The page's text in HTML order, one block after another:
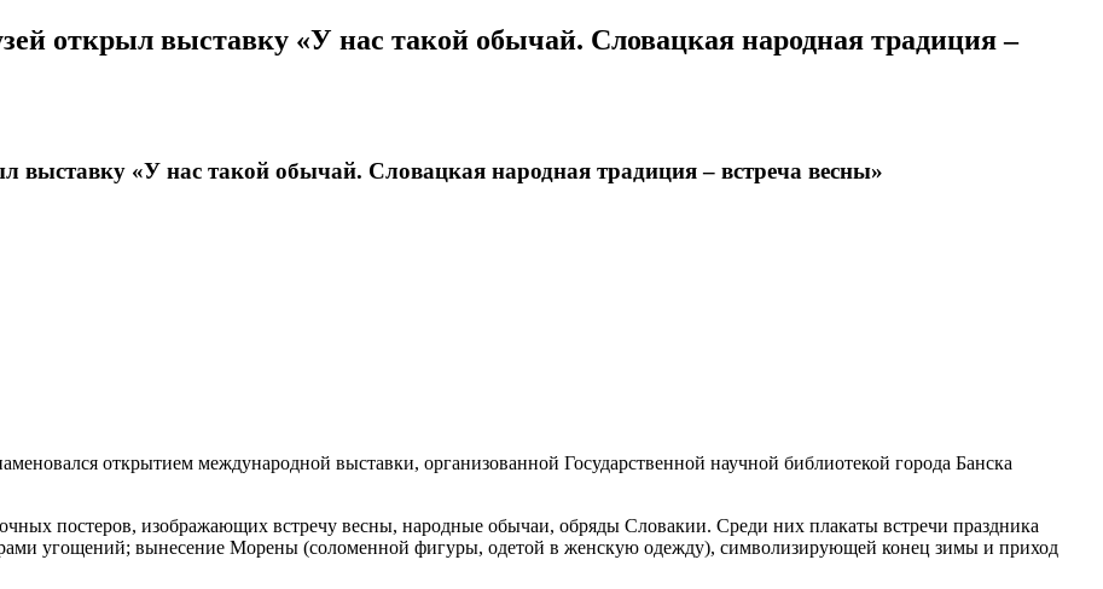
открыл выставку «У нас такой обычай. Словацкая народная традиция –
выставку «У нас такой обычай. Словацкая народная традиция – встреча весны»
открытием международной выставки, организованной Государственной научной библиотекой города Банска
постеров, изображающих встречу весны, народные обычаи, обряды Словакии. Среди них плакаты встречи праздника
угощений; вынесение Морены (соломенной фигуры, одетой в женскую одежду), символизирующей конец зимы и приход